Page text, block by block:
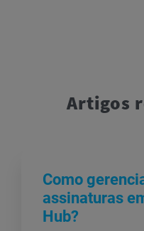
Artigos
Como
assinaturas
Hub?